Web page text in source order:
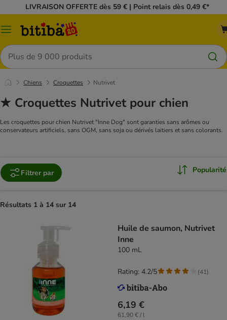
LIVRAISON OFFERTE dès 59 € | Point relais dès 0,49 €*
Menu
Rechercher
Chiens Croquettes Nutrivet
★ Croquettes Nutrivet pour chien
Les croquettes pour chien Nutrivet "Inne Dog" sont garanties sans arômes ou
conservateurs artificiels, sans OGM, sans soja ou dérivés laitiers et sans colorants.
Filtrer par Popularité
Résultats 1 à 14 sur 14
Huile de saumon, Nutrivet
Inne
100 mL
6,19 €
61,90 € / l
Rating: 4.2/5 (41)